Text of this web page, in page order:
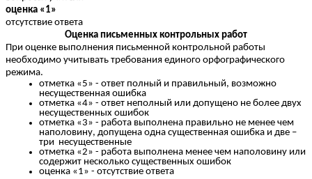
оценка «1»
отсутствие ответа
Оценка письменных контрольных работ
При оценке выполнения письменной контрольной работы
необходимо учитывать требования единого орфографического
режима.
отметка «5» - ответ полный и правильный, возможно
несущественная ошибка
отметка «4» - ответ неполный или допущено не более двух
несущественных ошибок
отметка «3» - работа выполнена правильно не менее чем
наполовину, допущена одна существенная ошибка и две –
три несущественные
отметка «2» - работа выполнена менее чем наполовину или
содержит несколько существенных ошибок
оценка «1» - отсутствие ответа